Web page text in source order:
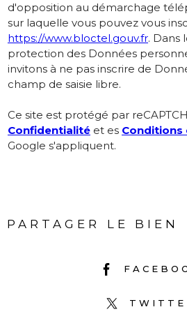
d'opposition au démarchage
sur laquelle vous pouvez vous
https://www.bloctel.gouv.fr. Dans
protection des Données
invitons à ne pas inscrire de
champ de saisie libre.
Ce site est protégé par
Confidentialité et es
Google s'appliquent.
PARTAGER LE BIEN